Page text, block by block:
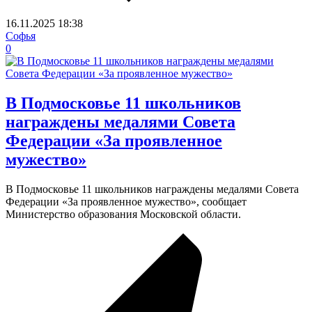
16.11.2025 18:38
Софья
0
В Подмосковье 11 школьников
награждены медалями Совета
Федерации «За проявленное
мужество»
В Подмосковье 11 школьников награждены медалями Совета
Федерации «За проявленное мужество», сообщает
Министерство образования Московской области.